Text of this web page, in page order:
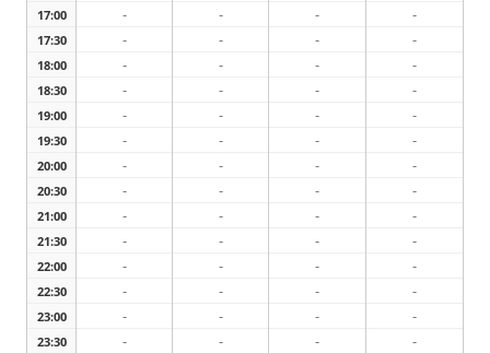
17:00 - - - -
17:30 - - - -
18:00 - - - -
18:30 - - - -
19:00 - - - -
19:30 - - - -
20:00 - - - -
20:30 - - - -
21:00 - - - -
21:30 - - - -
22:00 - - - -
22:30 - - - -
23:00 - - - -
23:30 - - - -